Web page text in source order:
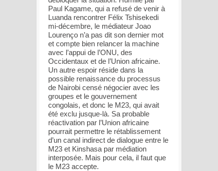
Paul Kagame, qui a refusé de venir à
Luanda rencontrer Félix Tshisekedi
mi-décembre, le médiateur Joao
Lourenço n’a pas dit son dernier mot
et compte bien relancer la machine
avec l’appui de l’ONU, des
Occidentaux et de l’Union africaine.
Un autre espoir réside dans la
possible renaissance du processus
de Nairobi censé négocier avec les
groupes et le gouvernement
congolais, et donc le M23, qui avait
été exclu jusque-là. Sa probable
réactivation par l’Union africaine
pourrait permettre le rétablissement
d’un canal indirect de dialogue entre le
M23 et Kinshasa par médiation
interposée. Mais pour cela, il faut que
le M23 accepte.